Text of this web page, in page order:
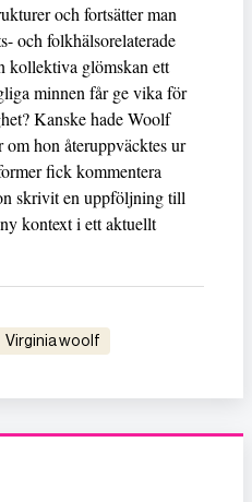
och fortsätter man
och folkhälsorelaterade
kollektiva glömskan ett
minnen får ge vika för
Kanske hade Woolf
hon återuppväcktes ur
fick kommentera
skrivit en uppföljning till
kontext i ett aktuellt
virginia woolf